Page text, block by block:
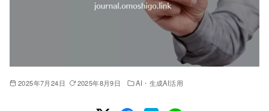
2025年7月24日 2025年8月9日 AI・生成AI活用